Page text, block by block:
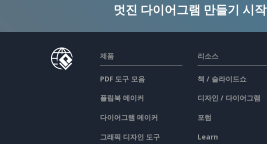
멋진 다이어그램 만들기 시작
제품
PDF 도구 모음
플립북 메이커
다이어그램 메이커
그래픽 디자인 도구
리소스
책 / 슬라이드쇼
디자인 / 다이어그램
포럼
Learn